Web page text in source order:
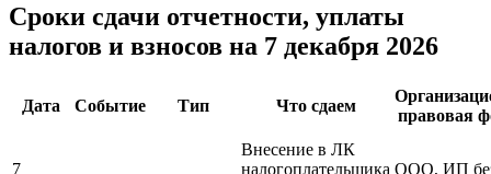
Сроки сдачи отчетности, уплаты
налогов и взносов на 7 декабря 2026
Дата Событие Тип Что сдаем
правовая
7
Внесение в ЛК
налогоплательщика ООО, ИП